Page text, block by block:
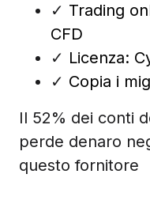
✓ Trading
CFD
✓ Licenza:
✓ Copia i
Il 52% dei conti
perde denaro
questo fornitore